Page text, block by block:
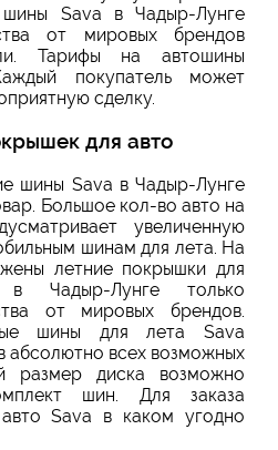
Sava в Чадыр-Лунге
от мировых брендов
Тарифы на автошины
покупатель может
сделку.
для авто
шины Sava в Чадыр-Лунге
Большое кол-во авто на
увеличенную
шинам для лета. На
летние покрышки для
Чадыр-Лунге только
от мировых брендов.
шины для лета Sava
абсолютно всех возможных
размер диска возможно
шин. Для заказа
Sava в каком угодно